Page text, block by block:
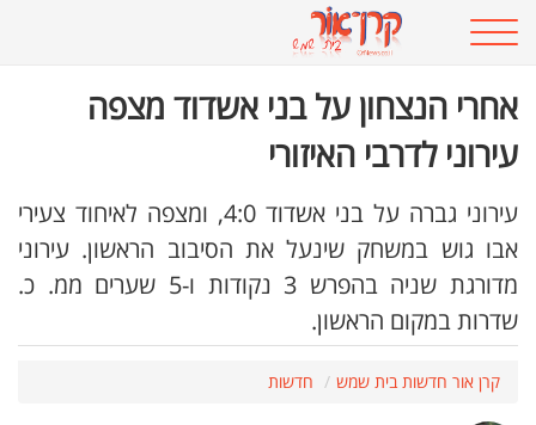
אחרי הנצחון על בני אשדוד מצפה
עירוני לדרבי האיזורי
עירוני גברה על בני אשדוד 4:0, ומצפה לאיחוד צעירי
אבו גוש במשחק שינעל את הסיבוב הראשון. עירוני
מדורגת שניה בהפרש 3 נקודות ו-5 שערים ממ. כ.
שדרות במקום הראשון.
קרן אור חדשות בית שמש חדשות